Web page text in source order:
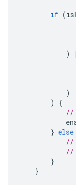
if (
)
)
)
{
//
} else
//
//
}
}